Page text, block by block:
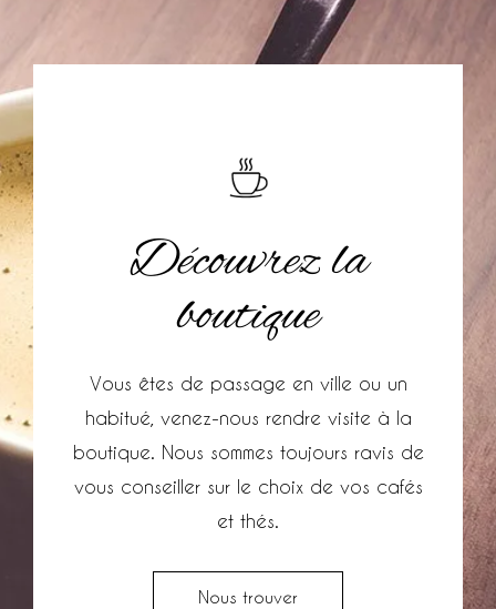
Découvrez la
boutique
Vous êtes de passage en ville ou un
habitué, venez-nous rendre visite à la
boutique. Nous sommes toujours ravis de
vous conseiller sur le choix de vos cafés
et thés.
Nous trouver